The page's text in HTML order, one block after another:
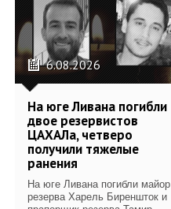
6.08.2026
На юге Ливана погибли
двое резервистов
ЦАХАЛа, четверо
получили тяжелые
ранения
На юге Ливана погибли майор
резерва Харель Биреншток и